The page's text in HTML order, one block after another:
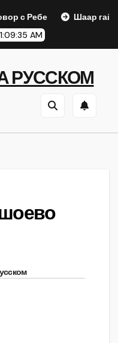
Шаар гайихуд гл. 1
AM
РУССКОМ